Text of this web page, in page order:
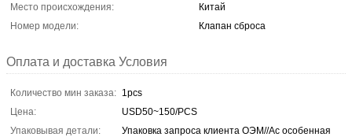
Место происхождения:
Китай
Номер модели:
Клапан сброса
Оплата и доставка Условия
Количество мин заказа: 1pcs
Цена:
USD50~150/PCS
Упаковывая детали:
Упаковка запроса клиента ОЭМ//Ас особенная